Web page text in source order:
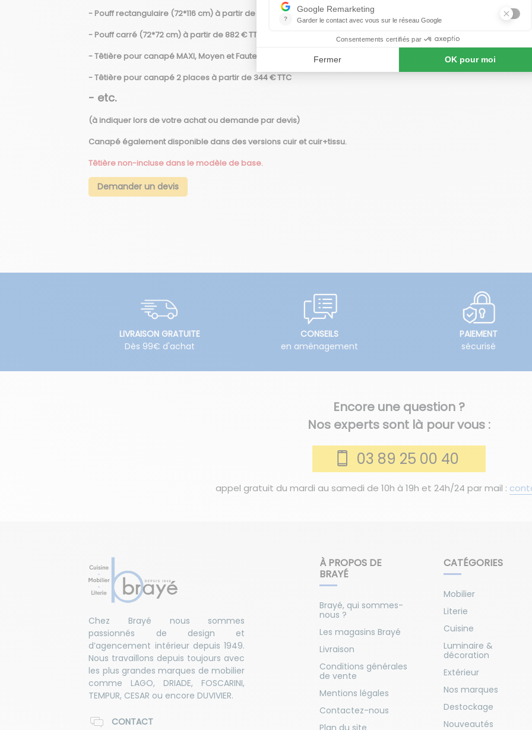
- Pouff rectangulaire (72*116 cm) à partir de 1120 € TTC
- Pouff carré (72*72 cm) à partir de 882 € TTC
- Têtière pour canapé MAXI, Moyen et Fauteuil à partir de 344€ TTC
- Têtière pour canapé 2 places à partir de 344 € TTC
- etc.
(à indiquer lors de votre achat ou demande par devis)
Canapé également disponible dans des versions cuir et cuir+tissu.
Têtière non-incluse dans le modèle de base.
Demander un devis
Encore une question ?
Nos experts sont là pour vous :
03 89 25 00 40
appel gratuit du mardi au samedi de 10h à 19h et 24h/24 par mail :
LIVRAISON GRATUITE
Dès 99€ d'achat
CONSEILS
en aménagement
PAIEMENT
sécurisé
À PROPOS DE
BRAYÉ
Brayé, qui sommes-
nous ?
Les magasins Brayé
Livraison
Conditions générales
de vente
Mentions légales
Contactez-nous
Plan du site
CATÉGORIES
Mobilier
Literie
Cuisine
Luminaire &
décoration
Extérieur
Nos marques
Destockage
Nouveautés
Chez Brayé nous sommes
passionnés de design et
d’agencement intérieur depuis 1949.
Nous travaillons depuis toujours avec
les plus grandes marques de mobilier
comme LAGO, DRIADE, FOSCARINI,
TEMPUR, CESAR ou encore DUVIVIER.
CONTACT